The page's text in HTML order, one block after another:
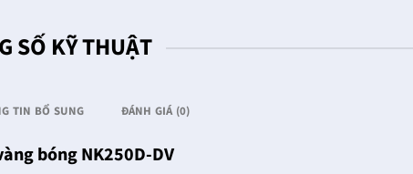
SỐ KỸ THUẬT
TIN BỔ SUNG ĐÁNH GIÁ (0)
bóng NK250D-DV